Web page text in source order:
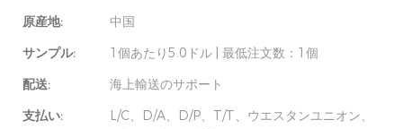
原産地:
中国
サンプル:
1個あたり5.0ドル | 最低注文数：1個
配送:
海上輸送のサポート
支払い:
L/C、D/A、D/P、T/T、ウエスタンユニオン、